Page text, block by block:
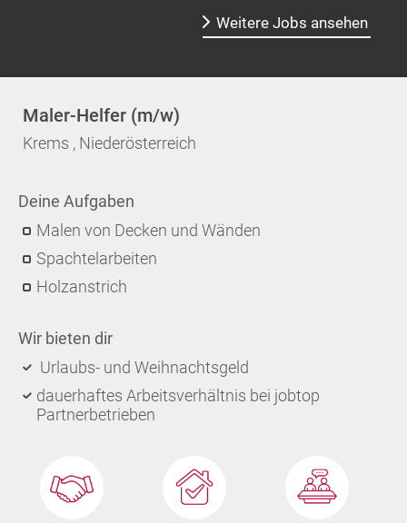
Weitere Jobs ansehen
Maler-Helfer (m/w)
Krems , Niederösterreich
Deine Aufgaben
Malen von Decken und Wänden
Spachtelarbeiten
Holzanstrich
Wir bieten dir
Urlaubs- und Weihnachtsgeld
dauerhaftes Arbeitsverhältnis bei jobtop
Partnerbetrieben